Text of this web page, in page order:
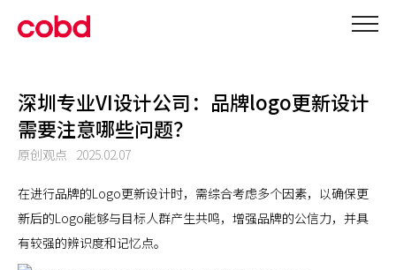
深圳专业VI设计公司：品牌logo更新设计
需要注意哪些问题？
原创观点 2025.02.07
在进行品牌的Logo更新设计时，需综合考虑多个因素，以确保更
新后的Logo能够与目标人群产生共鸣，增强品牌的公信力，并具
有较强的辨识度和记忆点。